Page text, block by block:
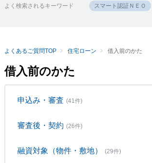
よく検索されるキーワード スマート認証ＮＥＯ
よくあるご質問TOP 住宅ローン 借入前のかた
借入前のかた
申込み・審査 (41件)
審査後・契約 (26件)
融資対象（物件・敷地） (29件)